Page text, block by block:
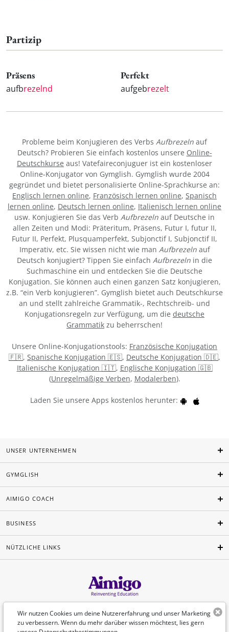
Partizip
Präsens
aufbrezelnd
Perfekt
aufgebrezelt
Probleme beim Konjugieren des Verbs Aufbrezeln auf
Deutsch? Probieren Sie einfach kostenlos unsere Online-
Deutschkurse aus! Vatefaireconjuguer ist ein kostenloser
Online-Konjugator von Gymglish. Gymglish wurde 2004
gegründet und bietet personalisierte Online-Sprachkurse an:
Englisch lernen online, Französisch lernen online, Spanisch
lernen online, Deutsch lernen online, Italienisch lernen online
usw. Konjugieren Sie das Verb Aufbrezeln auf Deutsche in
allen Zeiten und Modi: Präteritum, Präsens, Futur I, futur II,
Futur II, Perfekt, Plusquamperfekt, Subjonctif I, Subjonctif II,
Imperativ, etc. Sie wissen nicht wie man Aufbrezelnauf
Deutsch konjugiert? Tippen Sie einfach Aufbrezeln in die
Suchmaschine ein und entdecken Sie die Deutsche
Konjugation. Sie können auch einen ganzen Satz konjugieren,
z.B. “ein Verb konjugieren”. Gymglish bietet auch Deutschkurse
an und stellt zahlreiche Grammatik-, Rechtschreib- und
Konjugationsregeln zur Verfügung, um die deutsche
Grammatik zu beherrschen!
Unsere Online-Konjugationstools: Französische Konjugation
🇫🇷, Spanische Konjugation 🇪🇸, Deutsche Konjugation 🇩🇪,
Italienische Konjugation 🇮🇹, Englische Konjugation 🇬🇧
(Unregelmäßige Verben, Modalerben).
Laden Sie unsere Apps kostenlos herunter:
Wir nutzen Cookies um deine Nutzererfahrung und unser Marketing
zu verbessern. Wenn du mehr darüber wissen möchtest, lies gern
UNSER UNTERNEHMEN
GYMGLISH
AIMIGO COACH
BUSINESS
NÜTZLICHE LINKS
Deutsch